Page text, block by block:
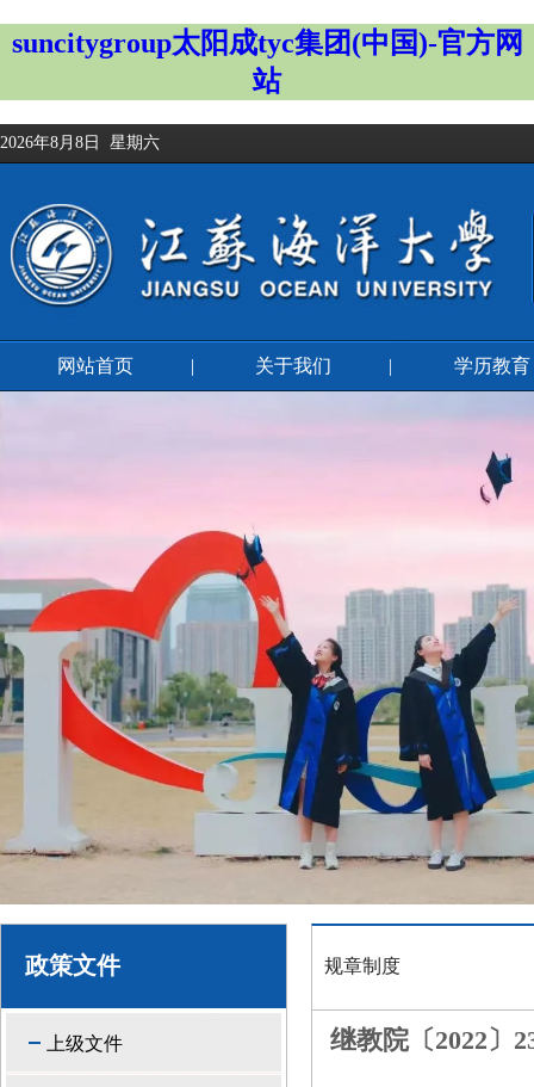
suncitygroup太阳成tyc集团(中国)-官方网
站
2026年8月8日 星期六
网站首页 | 关于我们 | 学历教育
政策文件
上级文件
规章制度
继教院〔2022〕